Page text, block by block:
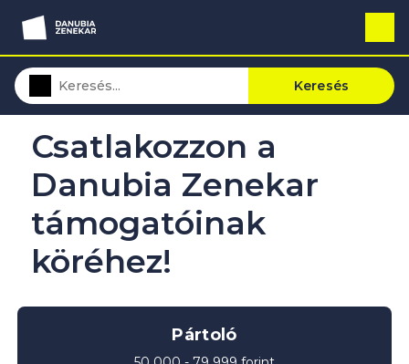
Keresés
Csatlakozzon a
Danubia Zenekar
támogatóinak
köréhez!
Pártoló